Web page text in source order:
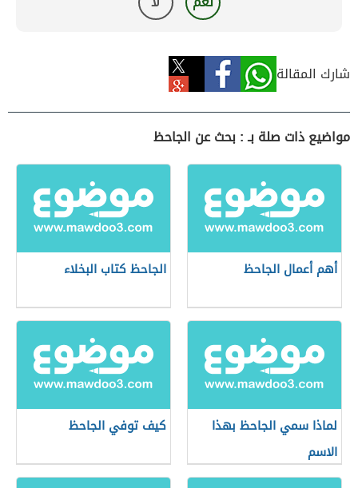
شارك المقالة
مواضيع ذات صلة بـ : بحث عن الجاحظ
أهم أعمال الجاحظ الجاحظ كتاب البخلاء
لماذا سمي الجاحظ بهذا
الاسم
كيف توفي الجاحظ